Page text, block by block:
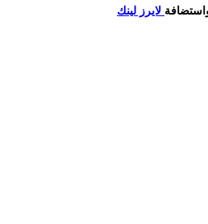
لايرز لينك